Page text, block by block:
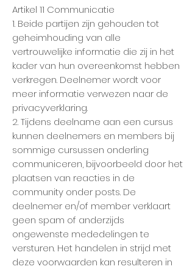
Artikel 11 Communicatie
1. Beide partijen zijn gehouden tot
geheimhouding van alle
vertrouwelijke informatie die zij in het
kader van hun overeenkomst hebben
verkregen. Deelnemer wordt voor
meer informatie verwezen naar de
privacyverklaring.
2. Tijdens deelname aan een cursus
kunnen deelnemers en members bij
sommige cursussen onderling
communiceren, bijvoorbeeld door het
plaatsen van reacties in de
community onder posts. De
deelnemer en/of member verklaart
geen spam of anderzijds
ongewenste mededelingen te
versturen. Het handelen in strijd met
deze voorwaarden kan resulteren in